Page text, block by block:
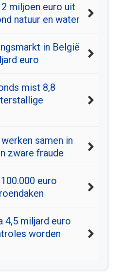
miljoen euro uit
natuur en water
in België
euro
mist 8,8
samen in
zware fraude
euro
4,5 miljard euro
worden